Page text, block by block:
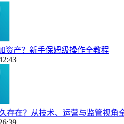
资产？新手保姆级操作全教程
存在？从技术、运营与监管视角